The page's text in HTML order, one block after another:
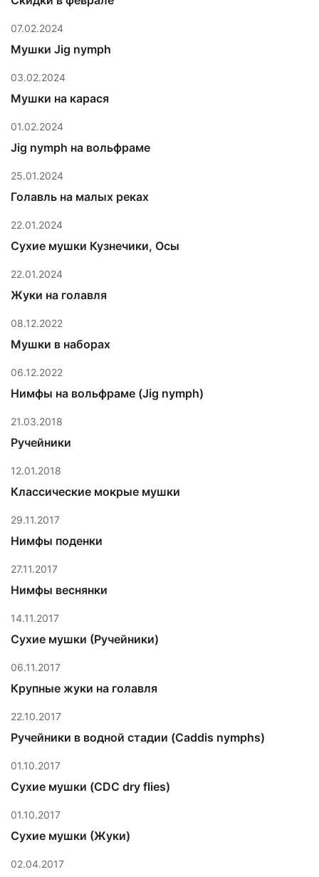
07.02.2024
Мушки Jig nymph
03.02.2024
Мушки на карася
01.02.2024
Jig nymph на вольфраме
25.01.2024
Голавль на малых реках
22.01.2024
Сухие мушки Кузнечики, Осы
22.01.2024
Жуки на голавля
08.12.2022
Мушки в наборах
06.12.2022
Нимфы на вольфраме (Jig nymph)
21.03.2018
Ручейники
12.01.2018
Классические мокрые мушки
29.11.2017
Нимфы поденки
27.11.2017
Нимфы веснянки
14.11.2017
Сухие мушки (Ручейники)
06.11.2017
Крупные жуки на голавля
22.10.2017
Ручейники в водной стадии (Caddis nymphs)
01.10.2017
Сухие мушки (CDC dry flies)
01.10.2017
Сухие мушки (Жуки)
02.04.2017